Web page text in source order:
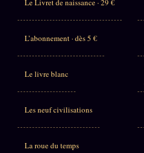
L’abonnement · dès 5 €
Le livre blanc
Les neuf civilisations
La roue du temps